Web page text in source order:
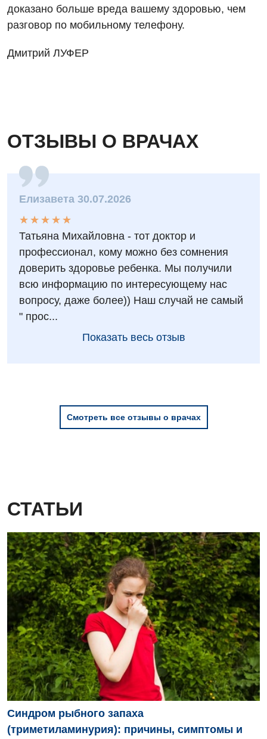
доказано больше вреда вашему здоровью, чем
разговор по мобильному телефону.
Дмитрий ЛУФЕР
ОТЗЫВЫ О ВРАЧАХ
Елизавета 30.07.2026
★
★
★
★
★
★ ★ ★ ★ ★
Татьяна Михайловна - тот доктор и
профессионал, кому можно без сомнения
доверить здоровье ребенка. Мы получили
всю информацию по интересующему нас
вопросу, даже более)) Наш случай не самый
" прос...
Показать весь отзыв
Смотреть все отзывы о врачах
СТАТЬИ
Синдром рыбного запаха
(триметиламинурия): причины, симптомы и